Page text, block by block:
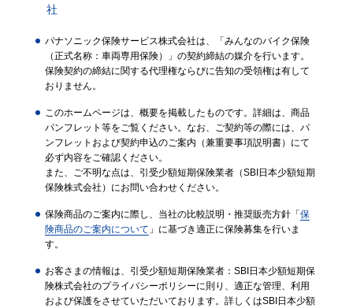
社
パナソニック保険サービス株式会社は、「みんなのバイク保険
（正式名称：車両専用保険）」の契約締結の媒介を行います。
保険契約の締結に関する代理権ならびに告知の受領権は有して
おりません。
このホームページは、概要を掲載したものです。詳細は、商品
パンフレット等をご覧ください。なお、ご契約等の際には、パ
ンフレットおよび契約申込のご案内（兼重要事項説明書）にて
必ず内容をご確認ください。
また、ご不明な点は、引受少額短期保険業者（SBI日本少額短期
保険株式会社）にお問い合わせください。
保険商品のご案内に際し、当社の比較説明・推奨販売方針「 保
険商品のご案内について 」に基づき適正に保険募集を行いま
す。
お客さまの情報は、引受少額短期保険業者：SBI日本少額短期保
険株式会社のプライバシーポリシーに則り、適正な管理、利用
および保護をさせていただいております。詳しくはSBI日本少額